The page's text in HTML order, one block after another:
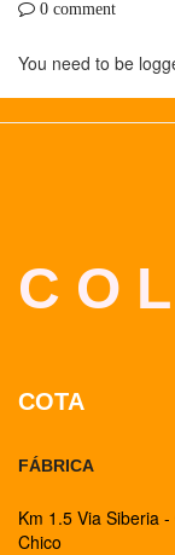
0 comment
You need to be
C O
COTA
FÁBRICA
Km 1.5 Via Siberia
Chico